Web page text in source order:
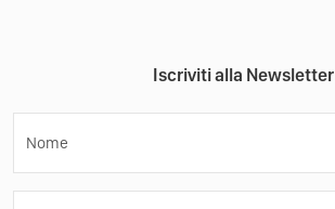
Iscriviti alla Newsletter
Nome